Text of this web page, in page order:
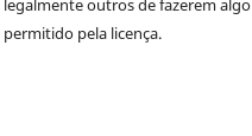
legalmente outros de fazerem algo
permitido pela licença.